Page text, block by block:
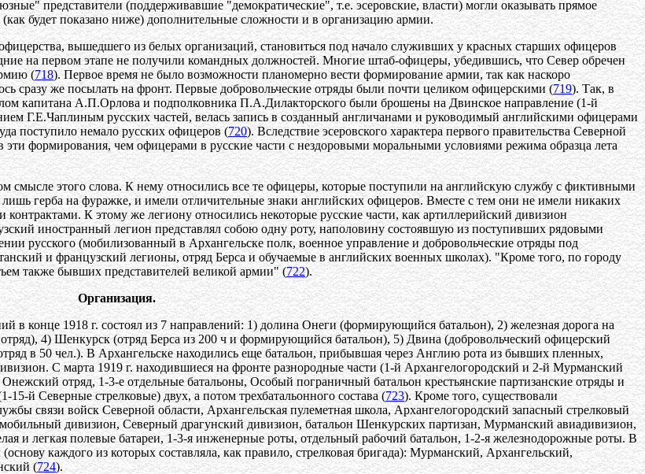
представители (поддерживавшие "демократические", т.е. эсеровские, власти) могли оказывать прямое
будет показано ниже) дополнительные сложности и в организацию армии.
вышедшего из белых организаций, становиться под начало служивших у красных старших офицеров
на первом этапе не получили командных должностей. Многие штаб-офицеры, убедившись, что Север обречен
(718). Первое время не было возможности планомерно вести формирование армии, так как наскоро
сразу же посылать на фронт. Первые добровольческие отряды были почти целиком офицерскими (719). Так, в
капитана А.П.Орлова и подполковника П.А.Дилакторского были брошены на Двинское направление (1-й
Г.Е.Чаплиным русских частей, велась запись в созданный англичанами и руководимый английскими офицерами
поступило немало русских офицеров (720). Вследствие эсеровского характера первого правительства Северной
формирования, чем офицерами в русские части с нездоровыми моральными условиями режима образца лета
смысле этого слова. К нему относились все те офицеры, которые поступили на английскую службу с фиктивными
герба на фуражке, и имели отличительные знаки английских офицеров. Вместе с тем они не имели никаких
К этому же легиону относились некоторые русские части, как артиллерийский дивизион
иностранный легион представлял собою одну роту, наполовину состоявшую из поступивших рядовыми
русского (мобилизованный в Архангельске полк, военное управление и добровольческие отряды под
и французский легионы, отряд Берса и обучаемые в английских военных школах). "Кроме того, по городу
также бывших представителей великой армии" (722).
Организация.
конце 1918 г. состоял из 7 направлений: 1) долина Онеги (формирующийся батальон), 2) железная дорога на
4) Шенкурск (отряд Берса из 200 ч и формирующийся батальон), 5) Двина (добровольческий офицерский
в 50 чел.). В Архангельске находились еще батальон, прибывшая через Англию рота из бывших пленных,
С марта 1919 г. находившиеся на фронте разнородные части (1-й Архангелогородский и 2-й Мурманский
отряд, 1-3-е отдельные батальоны, Особый пограничный батальон крестьянские партизанские отряды и
й Северные стрелковые) двух, а потом трехбатальонного состава (723). Кроме того, существовали
связи войск Северной области, Архангельская пулеметная школа, Архангелогородский запасный стрелковый
дивизион, Северный драгунский дивизион, батальон Шенкурских партизан, Мурманский авиадивизион,
и легкая полевые батареи, 1-3-я инженерные роты, отдельный рабочий батальон, 1-2-я железнодорожные роты. В
каждого из которых составляла, как правило, стрелковая бригада): Мурманский, Архангельский,
(724).